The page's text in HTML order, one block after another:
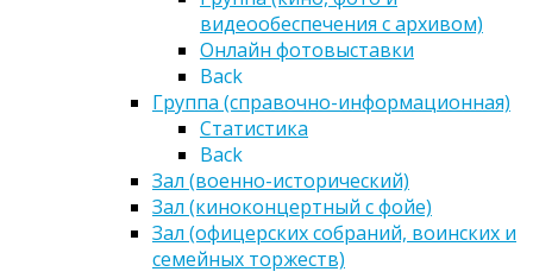
видеообеспечения с архивом)
Онлайн фотовыставки
Back
Группа (справочно-информационная)
Статистика
Back
Зал (военно-исторический)
Зал (киноконцертный с фойе)
Зал (офицерских собраний, воинских и
семейных торжеств)